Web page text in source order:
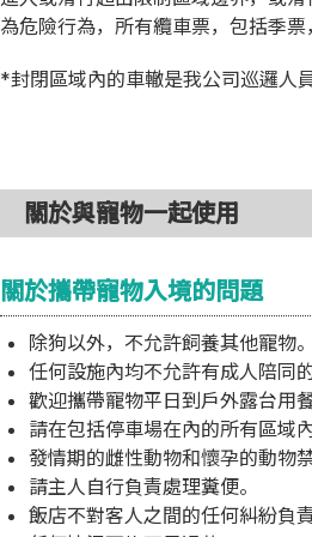
為危險行為，所有纜車票，包括季票
*封閉區域內的車轍是我公司巡邏人
關於與寵物一起使用
關於攜帶寵物入境的問題
除狗以外，不允許飼養其他寵物。
任何設施內均不允許有成人陪同
歡迎攜帶寵物平日到戶外露台用餐
請在包括停車場在內的所有區域
發情期的雌性動物和懷孕的動物
請主人自行負責處理糞便。
飯店不對客人之間的任何糾紛負責